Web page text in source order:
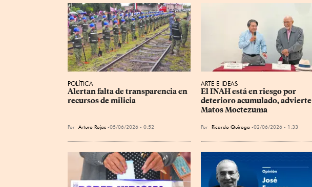
POLÍTICA
Alertan falta de transparencia en
recursos de milicia
Por Arturo Rojas 05/06/2026 - 0:52
ARTE E IDEAS
El INAH está en riesgo por
deterioro acumulado, advierte
Matos Moctezuma
Por Ricardo Quiroga 02/06/2026 - 1:33